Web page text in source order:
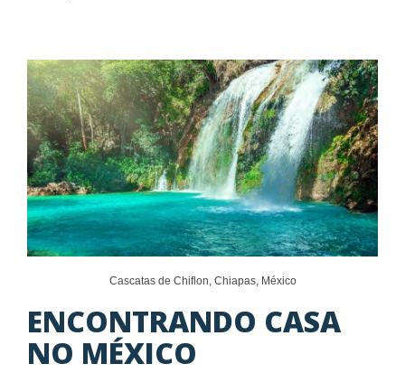
Cascatas de Chiflon, Chiapas, México
ENCONTRANDO CASA
NO MÉXICO